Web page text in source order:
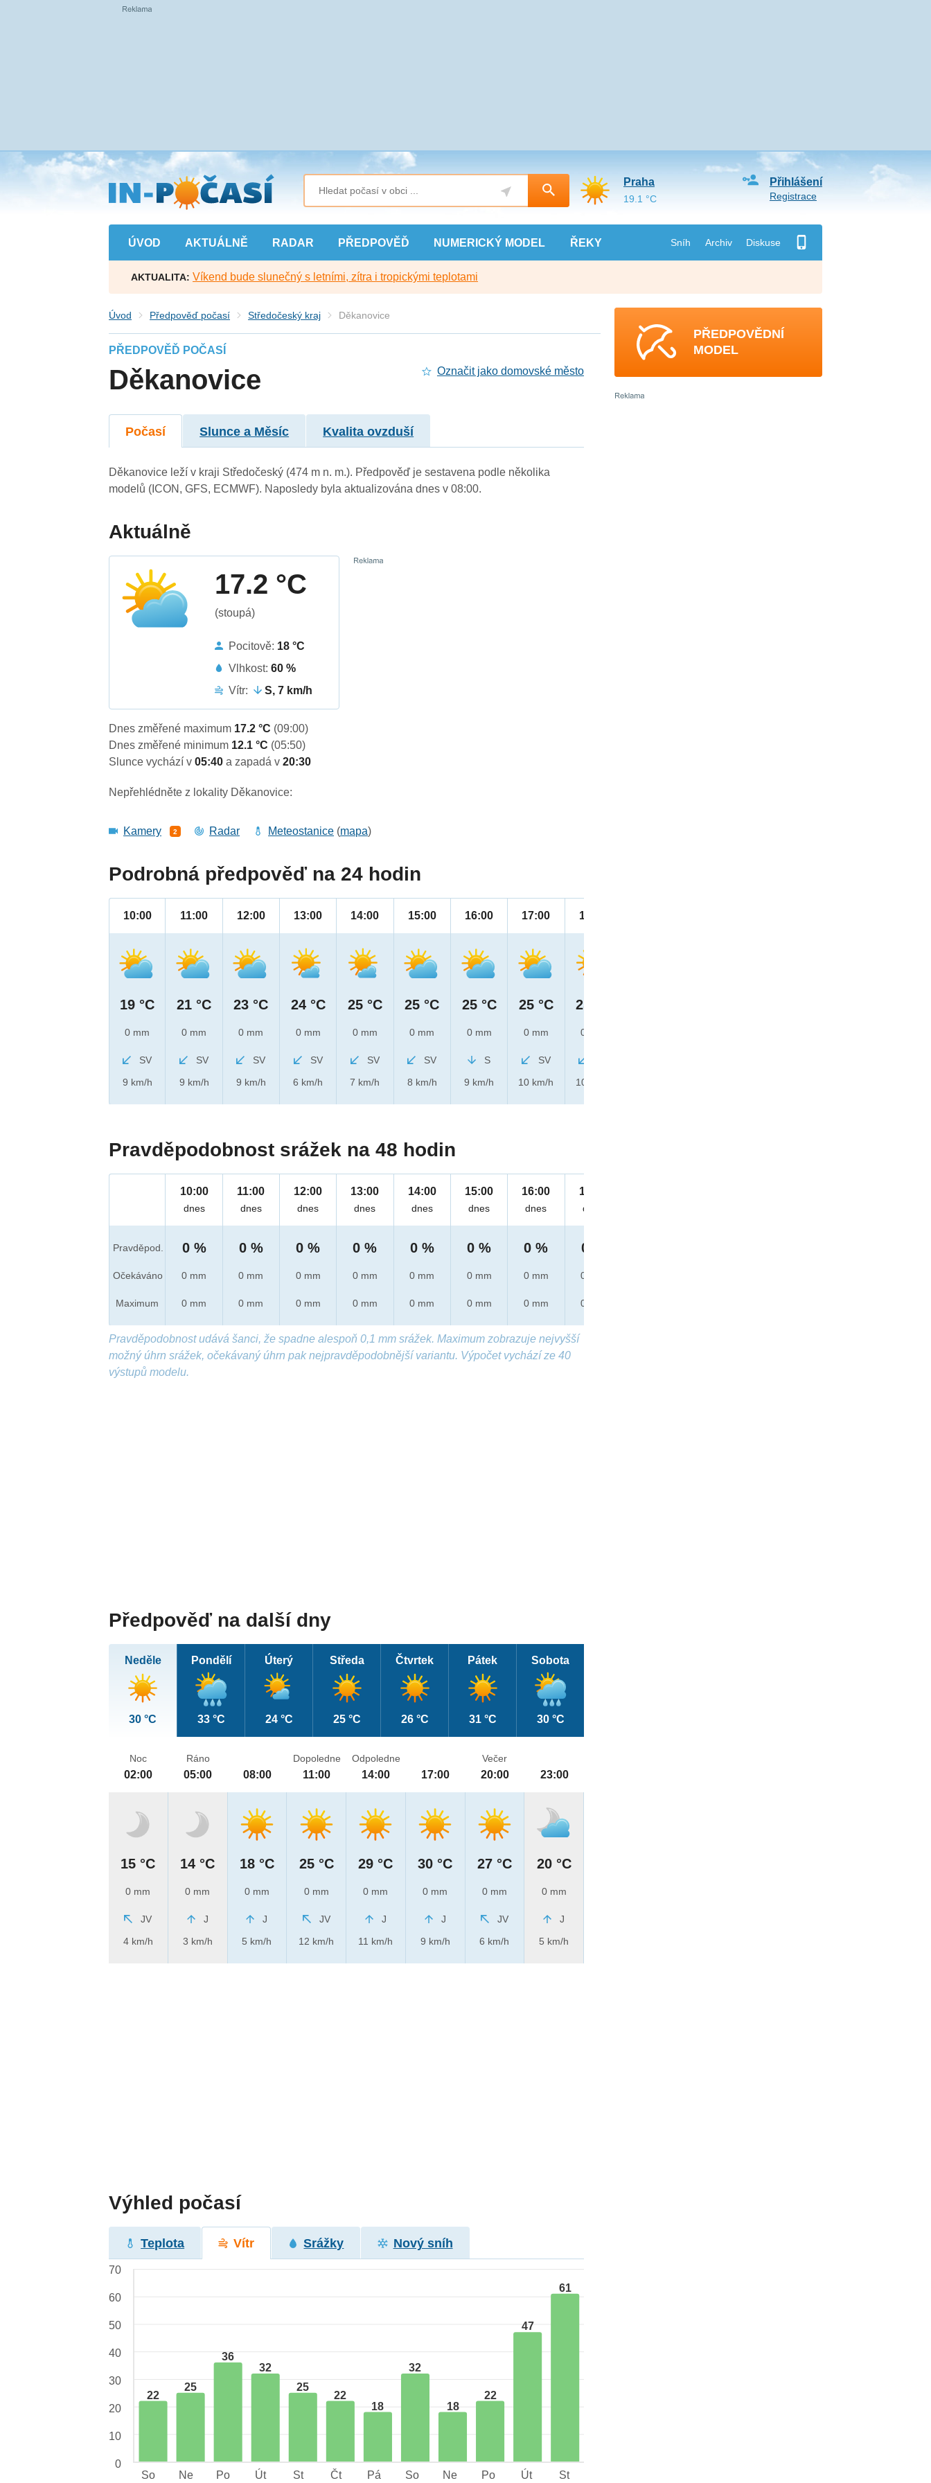
Přejít
na
hlavní
obsah
ÚVOD AKTUÁLNĚ RADAR PŘEDPOVĚĎ NUMERICKÝ MODEL ŘEKY Sníh Archiv Diskuse
Přihlášení
Registrace
Praha
19.1 °C
AKTUALITA: Víkend bude slunečný s letními, zítra i tropickými teplotami
Úvod Předpověď počasí Středočeský kraj Děkanovice
PŘEDPOVĚĎ POČASÍ
Děkanovice Označit jako domovské město
Počasí Slunce a Měsíc Kvalita ovzduší
Děkanovice leží v kraji Středočeský (474 m n. m.). Předpověď je sestavena podle několika
modelů (ICON, GFS, ECMWF). Naposledy byla aktualizována dnes v 08:00.
Aktuálně
17.2 °C
(stoupá)
Pocitově: 18 °C
Vlhkost:60 %
Vítr:
S, 7 km/h
Dnes změřené maximum 17.2 °C (09:00)
Dnes změřené minimum 12.1 °C (05:50)
Slunce vychází v05:40a zapadá v20:30
Nepřehlédněte z lokality Děkanovice:
Kamery 2 Radar Meteostanice (mapa)
Podrobná předpověď na 24 hodin
10:00
19 °C
0 mm
SV
9 km/h
11:00
21 °C
0 mm
SV
9 km/h
12:00
23 °C
0 mm
SV
9 km/h
13:00
24 °C
0 mm
SV
6 km/h
14:00
25 °C
0 mm
SV
7 km/h
15:00
25 °C
0 mm
SV
8 km/h
16:00
25 °C
0 mm
S
9 km/h
17:00
25 °C
0 mm
SV
10 km/h
18:00
25 °C
0 mm
10 km/h
Pravděpodobnost srážek na 48 hodin
Pravděpod.
Očekáváno
Maximum
10:00
dnes
0 %
0 mm
0 mm
11:00
dnes
0 %
0 mm
0 mm
12:00
dnes
0 %
0 mm
0 mm
13:00
dnes
0 %
0 mm
0 mm
14:00
dnes
0 %
0 mm
0 mm
15:00
dnes
0 %
0 mm
0 mm
16:00
dnes
0 %
0 mm
0 mm
17:00
dnes
0 %
0 mm
0 mm
Pravděpodobnost udává šanci, že spadne alespoň 0,1 mm srážek. Maximum zobrazuje nejvyšší
možný úhrn srážek, očekávaný úhrn pak nejpravděpodobnější variantu. Výpočet vychází ze 40
výstupů modelu.
Předpověď na další dny
Neděle
30 °C
Pondělí
33 °C
Úterý
24 °C
Středa
25 °C
Čtvrtek
26 °C
Pátek
31 °C
Sobota
30 °C
Noc
02:00
15 °C
0 mm
JV
4 km/h
Ráno
05:00
14 °C
0 mm
J
3 km/h
08:00
18 °C
0 mm
J
5 km/h
Dopoledne
11:00
25 °C
0 mm
JV
12 km/h
Odpoledne
14:00
29 °C
0 mm
J
11 km/h
17:00
30 °C
0 mm
J
9 km/h
Večer
20:00
27 °C
0 mm
JV
6 km/h
23:00
20 °C
0 mm
J
5 km/h
Výhled počasí
Teplota Vítr Srážky Nový sníh
22
25
36
32
25
22
18
32
18
22
47
61
70
60
50
40
30
20
10
0
So
Ne Po Út St Čt Pá So Ne Po Út St
PŘEDPOVĚDNÍ
MODEL